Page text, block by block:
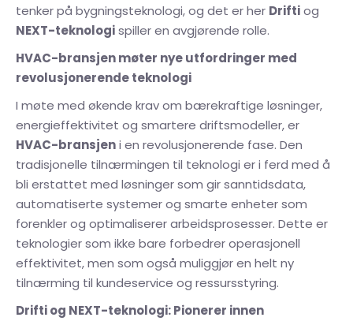
tenker på bygningsteknologi, og det er her Driftiog
NEXT-teknologispiller en avgjørende rolle.
HVAC-bransjen møter nye utfordringer med
revolusjonerende teknologi
I møte med økende krav om bærekraftige løsninger,
energieffektivitet og smartere driftsmodeller, er
HVAC-bransjeni en revolusjonerende fase. Den
tradisjonelle tilnærmingen til teknologi er i ferd med å
bli erstattet med løsninger som gir sanntidsdata,
automatiserte systemer og smarte enheter som
forenkler og optimaliserer arbeidsprosesser. Dette er
teknologier som ikke bare forbedrer operasjonell
effektivitet, men som også muliggjør en helt ny
tilnærming til kundeservice og ressursstyring.
Drifti og NEXT-teknologi: Pionerer innen